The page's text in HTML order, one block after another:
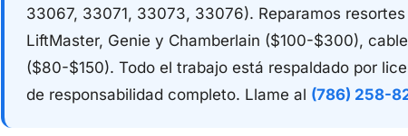
33067, 33071, 33073, 33076). Reparamos
LiftMaster, Genie y Chamberlain ($100-$300),
($80-$150). Todo el trabajo está respaldado por
de responsabilidad completo. Llame al (786) 258-